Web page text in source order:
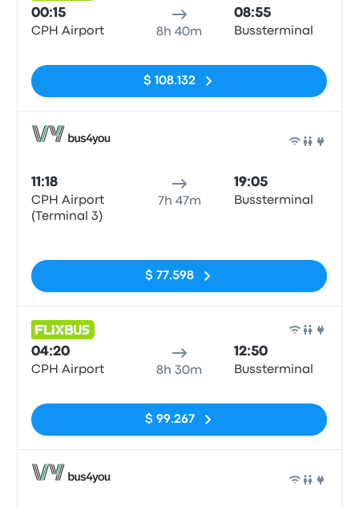
00:15
CPH Airport 8h 40m
08:55
Bussterminal
$ 108.132
11:18
CPH Airport
(Terminal 3)
7h 47m
19:05
Bussterminal
$ 77.598
04:20
CPH Airport 8h 30m
12:50
Bussterminal
$ 99.267